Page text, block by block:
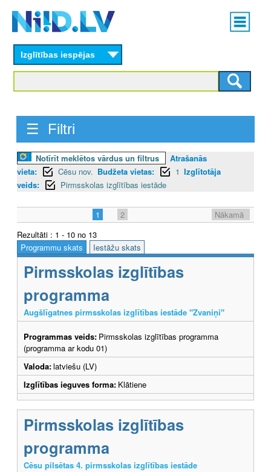
content
Main
menu
Izglītības iespējas
☰ Filtri
Notīrīt meklētos vārdus un filtrus
Atrašanās
vieta:
Cēsu nov. Budžeta vietas: 1 Izglītotāja
veids:
Pirmsskolas izglītības iestāde
1 2
Nākamā
Rezultāti : 1 - 10 no 13
Programmu skats
Iestāžu skats
Pirmsskolas izglītības
programma
Augšlīgatnes pirmsskolas izglītības iestāde "Zvaniņi"
Programmas veids: Pirmsskolas izglītības programma
(programma ar kodu 01)
Valoda:latviešu (LV)
Izglītības ieguves forma: Klātiene
Pirmsskolas izglītības
programma
Cēsu pilsētas 4. pirmsskolas izglītības iestāde